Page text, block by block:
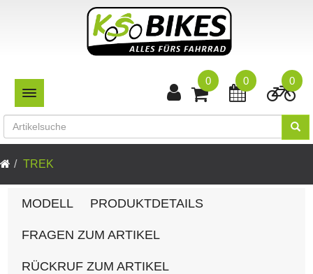
TOGGLE NAVIGATION
0
0
0
TREK
MODELL PRODUKTDETAILS
FRAGEN ZUM ARTIKEL
RÜCKRUF ZUM ARTIKEL